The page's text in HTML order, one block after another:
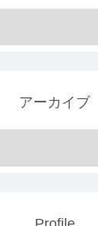
アーカイブ